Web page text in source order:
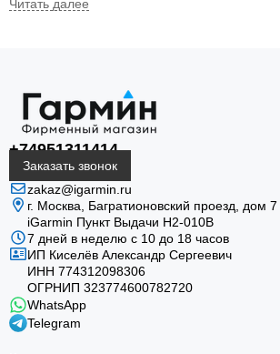
высококачественных умных часов, которые
Почему выбирают этот бренд?
1. Высокое качество и надежность
Часы данной марки созданы для активного
выдерживают любые испытания — от
до экстремальных погодных условий.
часов продуман так, чтобы обеспечить
прочность и долговечность.
2. Многофункциональность
+74951311414
Заказать звонок
zakaz@igarmin.ru
г. Москва, Багратионовский проезд, дом
iGarmin Пункт Выдачи Н2-010В
7 дней в неделю с 10 до 18 часов
ИП Киселёв Александр Сергеевич
ИНН 774312098306
ОГРНИП 323774600782720
WhatsApp
Telegram